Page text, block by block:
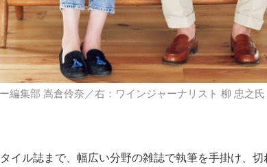
編集部 嵩倉伶奈／右：ワインジャーナリスト 柳 忠之氏
イル誌まで、幅広い分野の雑誌で執筆を手掛け、